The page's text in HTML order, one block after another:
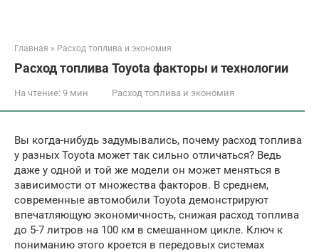
Главная » Расход топлива и экономия
Расход топлива Toyota факторы и технологии
На чтение: 9 мин Расход топлива и экономия
Вы когда-нибудь задумывались, почему расход топлива
у разных Toyota может так сильно отличаться? Ведь
даже у одной и той же модели он может меняться в
зависимости от множества факторов. В среднем,
современные автомобили Toyota демонстрируют
впечатляющую экономичность, снижая расход топлива
до 5-7 литров на 100 км в смешанном цикле. Ключ к
пониманию этого кроется в передовых системах